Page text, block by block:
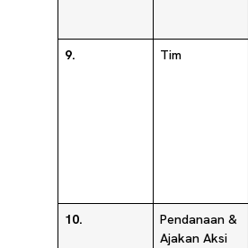
9.
Tim
10.
Pendanaan &
Ajakan Aksi